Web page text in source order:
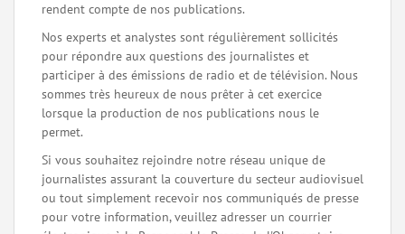
rendent compte de nos publications.
Nos experts et analystes sont régulièrement sollicités
pour répondre aux questions des journalistes et
participer à des émissions de radio et de télévision. Nous
sommes très heureux de nous prêter à cet exercice
lorsque la production de nos publications nous le
permet.
Si vous souhaitez rejoindre notre réseau unique de
journalistes assurant la couverture du secteur audiovisuel
ou tout simplement recevoir nos communiqués de presse
pour votre information, veuillez adresser un courrier